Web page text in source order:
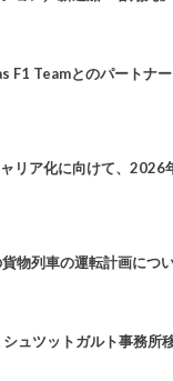
F1 Teamとのパートナ
ャリア化に向けて、
物列車の運転計画につ
ュツットガルト事務所